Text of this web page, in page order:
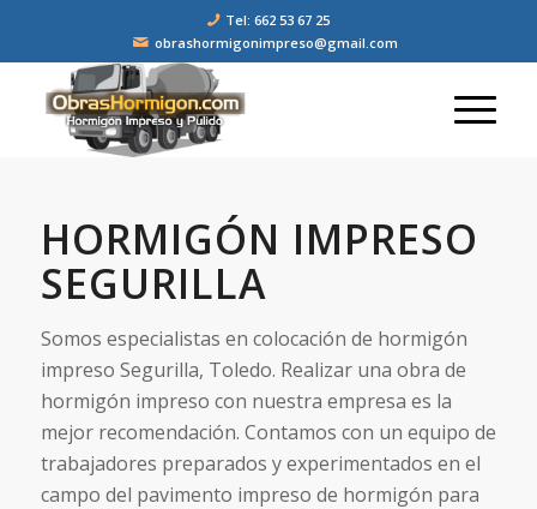
Tel: 662 53 67 25
obrashormigonimpreso@gmail.com
HORMIGÓN IMPRESO
SEGURILLA
Somos especialistas en colocación de hormigón
impreso Segurilla, Toledo. Realizar una obra de
hormigón impreso con nuestra empresa es la
mejor recomendación. Contamos con un equipo de
trabajadores preparados y experimentados en el
campo del pavimento impreso de hormigón para